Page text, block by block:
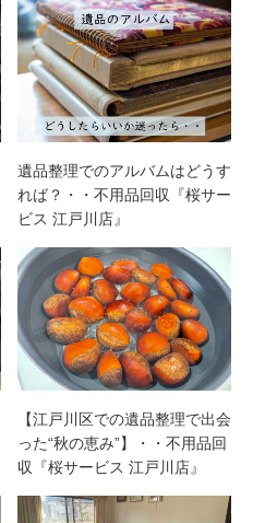
遺品整理でのアルバムはどうす
れば？・・不用品回収『桜サー
ビス 江戸川店』
【江戸川区での遺品整理で出会
った“秋の恵み”】・・不用品回
収『桜サービス 江戸川店』